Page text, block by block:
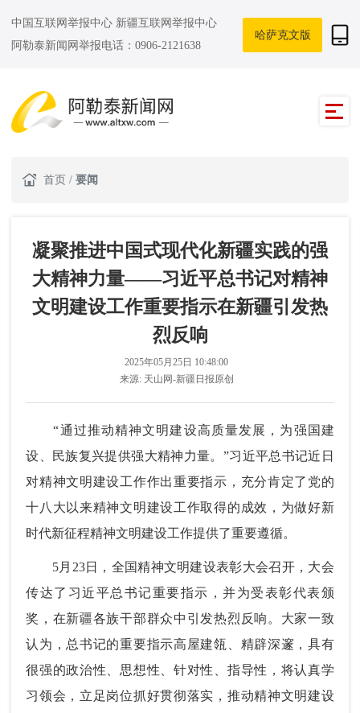
中国互联网举报中心 新疆互联网举报中心
阿勒泰新闻网举报电话：0906-2121638
哈萨克文版
首页 / 要闻
凝聚推进中国式现代化新疆实践的强
大精神力量——习近平总书记对精神
文明建设工作重要指示在新疆引发热
烈反响
2025年05月25日 10:48:00
来源: 天山网-新疆日报原创
“通过推动精神文明建设高质量发展，为强国建
设、民族复兴提供强大精神力量。”习近平总书记近日
对精神文明建设工作作出重要指示，充分肯定了党的
十八大以来精神文明建设工作取得的成效，为做好新
时代新征程精神文明建设工作提供了重要遵循。
5月23日，全国精神文明建设表彰大会召开，大会
传达了习近平总书记重要指示，并为受表彰代表颁
奖，在新疆各族干部群众中引发热烈反响。大家一致
认为，总书记的重要指示高屋建瓴、精辟深邃，具有
很强的政治性、思想性、针对性、指导性，将认真学
习领会，立足岗位抓好贯彻落实，推动精神文明建设